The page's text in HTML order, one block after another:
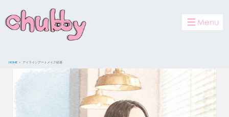
HOME アイラインアートメイク経過